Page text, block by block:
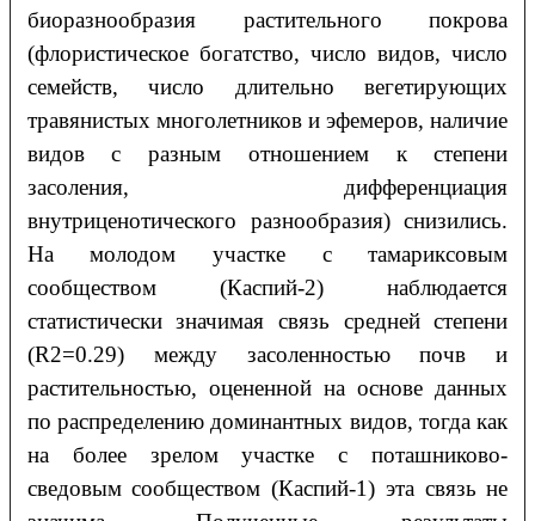
биоразнообразия растительного покрова
(флористическое богатство, число видов,число
семейств, число длительно вегетирующих
травянистых многолетников и эфемеров,наличие
видов с разным отношением к степени
засоления, дифференциация
внутриценотического разнообразия) снизились.
На молодом участке с тамариксовым
сообществом (Каспий-2) наблюдается
статистически значимая связь средней степени
(R2=0.29) между засоленностью почв и
растительностью, оцененной на основе данных
по распределению доминантных видов, тогда как
на более зрелом участке с поташниково-
сведовым сообществом(Каспий-1) эта связь не